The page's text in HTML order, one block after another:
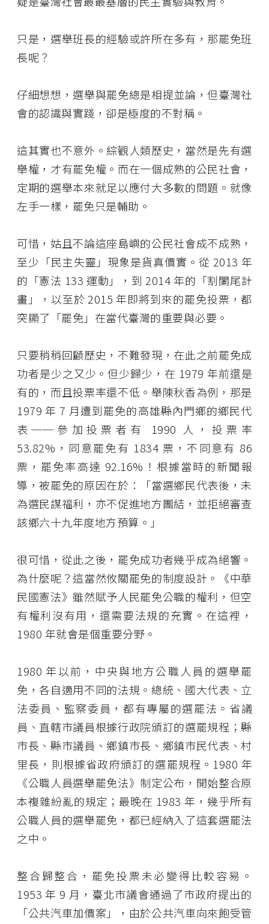
只是，選舉班長的經驗或許所在多有，那罷免班
長呢？
仔細想想，選舉與罷免總是相提並論，但臺灣社
會的認識與實踐，卻是極度的不對稱。
這其實也不意外。綜觀人類歷史，當然是先有選
舉權，才有罷免權。而在一個成熟的公民社會，
定期的選舉本來就足以應付大多數的問題。就像
左手一樣，罷免只是輔助。
可惜，姑且不論這座島嶼的公民社會成不成熟，
至少「民主失靈」現象是貨真價實。從 2013 年
的「憲法 133 運動」，到 2014 年的「割闌尾計
畫」，以至於 2015 年即將到來的罷免投票，都
突顯了「罷免」在當代臺灣的重要與必要。
只要稍稍回顧歷史，不難發現，在此之前罷免成
功者是少之又少。但少歸少，在 1979 年前還是
有的，而且投票率還不低。舉陳秋香為例，那是
1979 年 7 月遭到罷免的高雄縣內門鄉的鄉民代
表──參加投票者有 1990 人，投票率
53.82%，同意罷免有 1834 票，不同意有 86
票，罷免率高達 92.16%！根據當時的新聞報
導，被罷免的原因在於：「當選鄉民代表後，未
為選民謀福利，亦不促進地方團結，並拒絕審查
該鄉六十九年度地方預算。」
很可惜，從此之後，罷免成功者幾乎成為絕響。
為什麼呢？這當然攸關罷免的制度設計。《中華
民國憲法》雖然賦予人民罷免公職的權利，但空
有權利沒有用，還需要法規的充實。在這裡，
1980 年就會是個重要分野。
1980 年以前，中央與地方公職人員的選舉罷
免，各自適用不同的法規。總統、國大代表、立
法委員、監察委員，都有專屬的選罷法。省議
員、直轄市議員根據行政院頒訂的選罷規程；縣
市長、縣市議員、鄉鎮市長、鄉鎮市民代表、村
里長，則根據省政府頒訂的選罷規程。1980 年
《公職人員選舉罷免法》制定公布，開始整合原
本複雜紛亂的規定；最晚在 1983 年，幾乎所有
公職人員的選舉罷免，都已經納入了這套選罷法
之中。
整合歸整合，罷免投票未必變得比較容易。
1953 年 9 月，臺北市議會通過了市政府提出的
「公共汽車加價案」，由於公共汽車向來飽受管